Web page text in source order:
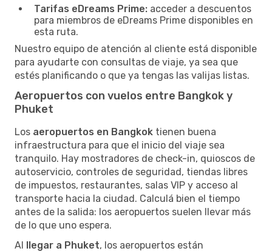
Tarifas eDreams Prime: acceder a descuentos
para miembros de eDreams Prime disponibles en
esta ruta.
Nuestro equipo de atención al cliente está disponible
para ayudarte con consultas de viaje, ya sea que
estés planificando o que ya tengas las valijas listas.
Aeropuertos con vuelos entre Bangkok y
Phuket
Los aeropuertos en Bangkok tienen buena
infraestructura para que el inicio del viaje sea
tranquilo. Hay mostradores de check-in, quioscos de
autoservicio, controles de seguridad, tiendas libres
de impuestos, restaurantes, salas VIP y acceso al
transporte hacia la ciudad. Calculá bien el tiempo
antes de la salida: los aeropuertos suelen llevar más
de lo que uno espera.
Al llegar a Phuket, los aeropuertos están